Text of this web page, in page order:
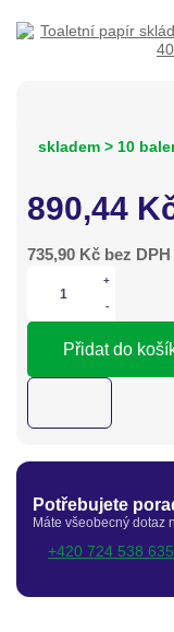
skladem > 10
890,44
735,90 Kč bez DPH
+
-
Přidat do
Potřebujete
Máte všeobecný dotaz
+420 724 538 635